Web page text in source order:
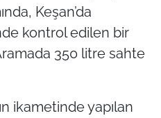
Keşan’da
kontrol edilen bir
350 litre sahte
ikametinde yapılan